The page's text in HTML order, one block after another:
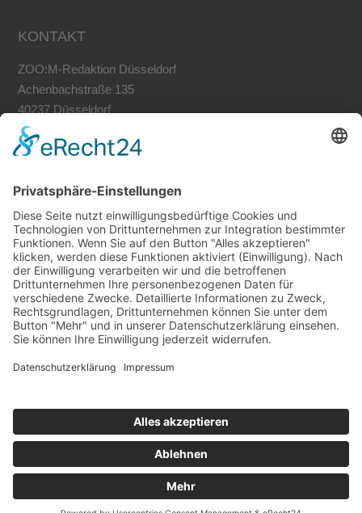
KONTAKT
ZOO:M-Redaktion Düsseldorf
Achenbachstraße 135
40237 Düsseldorf
Tel. 0211-30200741
Fax 0211-30200749
RECHTLICHES
Impressum
Datenschutz
Datenschutz Social Networks
Mediadaten